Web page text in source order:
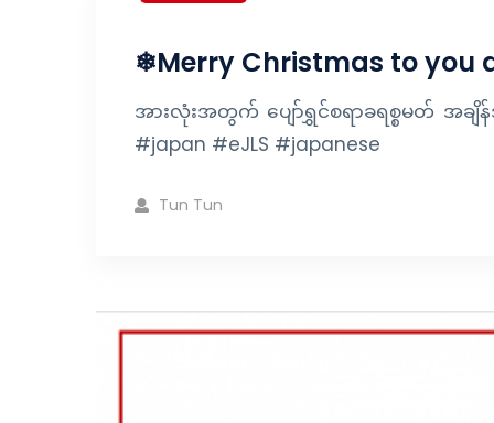
❄Merry Christmas to you
အားလုံးအတွက် ပျော်ရွှင်စရာခရစ္စမတ် အချိ
#japan #eJLS #japanese
Tun Tun